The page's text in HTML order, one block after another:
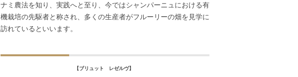
ナミ農法を知り、実践へと至り、今ではシャンパーニュにおける有
機栽培の先駆者と称され、多くの生産者がフルーリーの畑を見学に
訪れているといいます。
【ブリュット レゼルヴ】